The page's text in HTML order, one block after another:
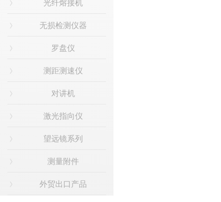
光纤熔接机
无损检测仪器
罗盘仪
测距测速仪
对讲机
激光指向仪
望远镜系列
测量附件
外贸出口产品